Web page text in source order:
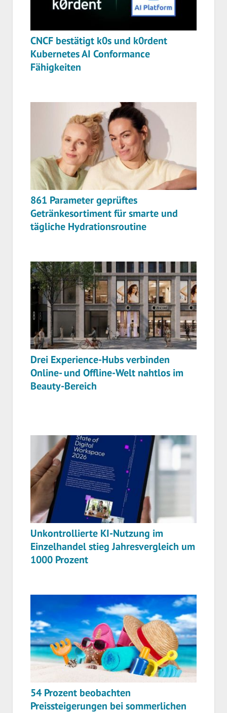
CNCF bestätigt k0s und k0rdent
Kubernetes AI Conformance
Fähigkeiten
861 Parameter geprüftes
Getränkesortiment für smarte und
tägliche Hydrationsroutine
Drei Experience-Hubs verbinden
Online- und Offline-Welt nahtlos im
Beauty-Bereich
Unkontrollierte KI-Nutzung im
Einzelhandel stieg Jahresvergleich um
1000 Prozent
54 Prozent beobachten
Preissteigerungen bei sommerlichen